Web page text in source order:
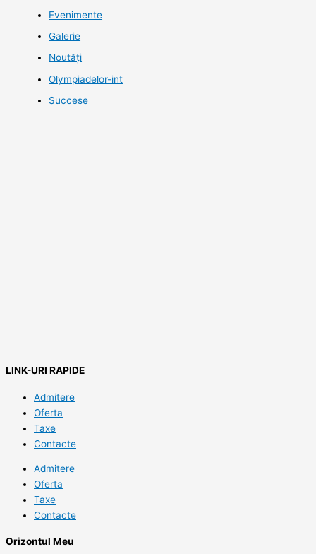
Evenimente
Galerie
Noutăţi
Olympiadelor-int
Succese
LINK-URI RAPIDE
Admitere
Oferta
Taxe
Contacte
Admitere
Oferta
Taxe
Contacte
Orizontul Meu